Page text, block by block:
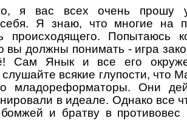
я вас всех очень прошу
себя. Я знаю, что многие на
происходящего. Попытаюсь
вы должны понимать - игра
Сам Янык и все его
всякие глупости, что
младореформаторы. Они
в идеале. Однако все
и братву в